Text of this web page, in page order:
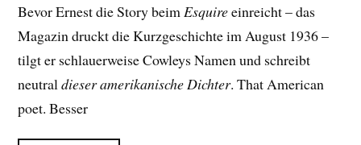
Bevor Ernest die Story beim Esquireeinreicht – das
Magazin druckt die Kurzgeschichte im August 1936 –
tilgt er schlauerweise Cowleys Namen und schreibt
neutraldieser amerikanische Dichter. That American
poet. Besser